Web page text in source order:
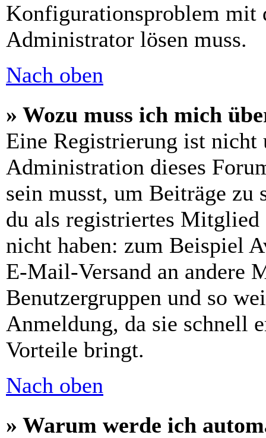
Konfigurationsproblem mit
Administrator lösen muss.
Nach oben
» Wozu muss ich mich
Eine Registrierung ist
Administration dieses
sein musst, um Beiträge
du als registriertes Mitglied
nicht haben: zum Beispiel
E-Mail-Versand an andere
Benutzergruppen und so
Anmeldung, da sie schnell
Vorteile bringt.
Nach oben
» Warum werde ich